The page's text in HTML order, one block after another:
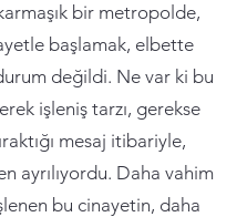
bir metropolde,
başlamak, elbette
değildi. Ne var ki bu
işleniş tarzı, gerekse
mesaj itibariyle,
ayrılıyordu. Daha vahim
bu cinayetin, daha